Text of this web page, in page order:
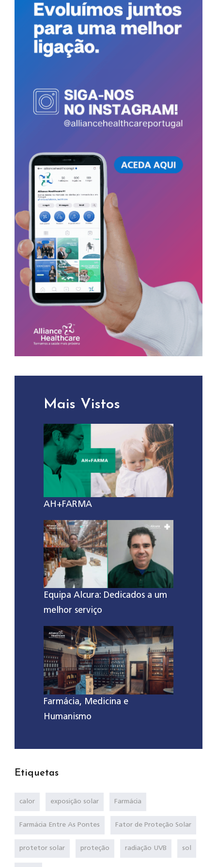
Mais Vistos
AH+FARMA
Equipa Alcura: Dedicados a um
melhor serviço
Farmácia, Medicina e
Humanismo
Etiquetas
calor exposição solar Farmácia
Farmácia Entre As Pontes Fator de Proteção Solar
protetor solar proteção radiação UVB sol